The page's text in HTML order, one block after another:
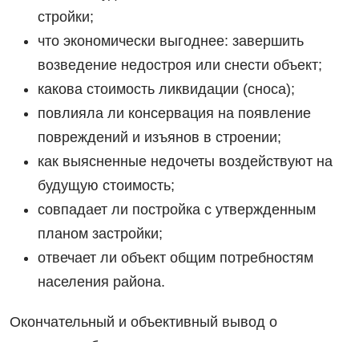
стройки;
что экономически выгоднее: завершить
возведение недостроя или снести объект;
какова стоимость ликвидации (сноса);
повлияла ли консервация на появление
повреждений и изъянов в строении;
как выясненные недочеты воздействуют на
будущую стоимость;
совпадает ли постройка с утвержденным
планом застройки;
отвечает ли объект общим потребностям
населения района.
Окончательный и объективный вывод о